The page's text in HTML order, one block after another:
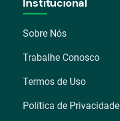
Institucional
Sobre Nós
Trabalhe Conosco
Termos de Uso
Política de Privacidade